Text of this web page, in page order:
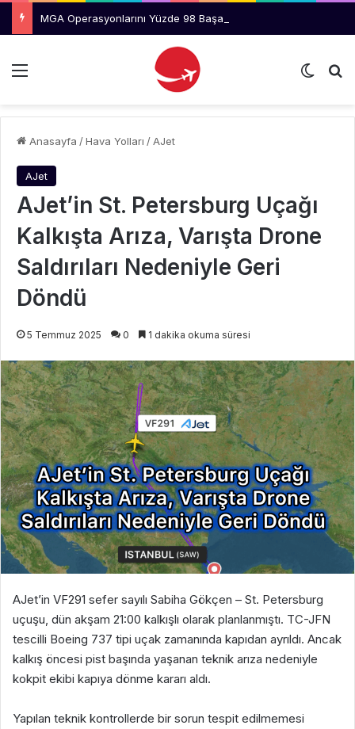
Menü Dış
Anasayfa /Hava Yolları /AJet
AJet
AJet’in St. Petersburg Uçağı
Kalkışta Arıza, Varışta Drone
Saldırıları Nedeniyle Geri
Döndü
5 Temmuz 2025 0 1 dakika okuma süresi
AJet’in VF291 sefer sayılı Sabiha Gökçen – St. Petersburg
uçuşu, dün akşam 21:00 kalkışlı olarak planlanmıştı. TC-JFN
tescilli Boeing 737 tipi uçak zamanında kapıdan ayrıldı. Ancak
kalkış öncesi pist başında yaşanan teknik arıza nedeniyle
kokpit ekibi kapıya dönme kararı aldı.
Yapılan teknik kontrollerde bir sorun tespit edilmemesi